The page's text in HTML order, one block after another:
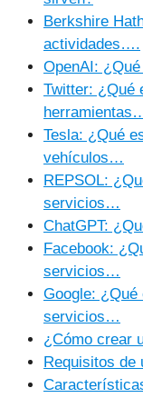
Berkshire
actividades….
OpenAI:
Twitter: ¿Qué
Tesla: ¿Qué
vehículos…
REPSOL:
servicios…
ChatGPT:
Facebook:
servicios…
Google: ¿Qué
servicios…
¿Cómo crear
Requisitos de